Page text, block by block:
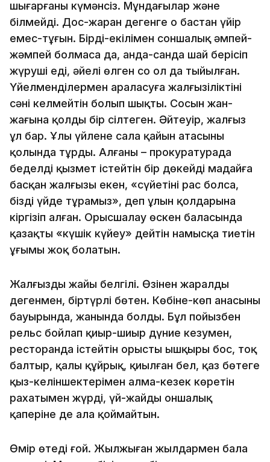
шығарғаны күмәнсіз. Мұндағылар және
білмейді. Дос-жаран дегенге о бастан үйір
емес-тұғын. Бірді-екілімен соншалық әмпей-
жәмпей болмаса да, анда-санда шай берісіп
жүруші еді, әйелі өлген соң ол да тыйылған.
Үйелменділермен араласуға жалғызіліктінің
сәні келмейтін болып шықты. Сосын жан-
жағына қолды бір сілтеген. Әйтеуір, жалғыз
ұл бар. Ұлы үйлене сала қайын атасының
қолында тұрды. Алғаны – прокуратурада
беделді қызмет істейтін бір дөкейдің маңдайға
басқан жалғызы екен, «сүйетінің рас болса,
біздің үйде тұрамыз», деп ұлын қолдарына
кіргізіп алған. Орысшалау өскен баласында
қазақтың «күшік күйеу» дейтін намысқа тиетін
ұғымы жоқ болатын.
Жалғыздың жайы белгілі. Өзінен жаралды
дегенмен, біртүрлі бөтен. Көбіне-көп анасының
бауырында, жанында болды. Бұл пойызбен
рельс бойлап қиыр-шиыр дүние кезумен,
ресторанда істейтін орыстың ышқыры бос, тоқ
балтыр, қалың құйрық, қиылған бел, қаз бөтеге
қыз-келіншектерімен алма-кезек көретін
рахатымен жүрді, үй-жайды оншалық
қаперіне де ала қоймайтын.
Өмір өтеді ғой. Жылжыған жылдармен бала